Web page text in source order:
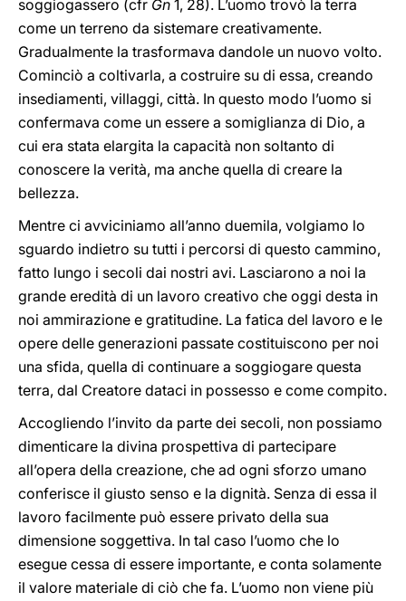
soggiogassero (cfr Gn 1, 28). L’uomo trovò la terra
come un terreno da sistemare creativamente.
Gradualmente la trasformava dandole un nuovo volto.
Cominciò a coltivarla, a costruire su di essa, creando
insediamenti, villaggi, città. In questo modo l’uomo si
confermava come un essere a somiglianza di Dio, a
cui era stata elargita la capacità non soltanto di
conoscere la verità, ma anche quella di creare la
bellezza.
Mentre ci avviciniamo all’anno duemila, volgiamo lo
sguardo indietro su tutti i percorsi di questo cammino,
fatto lungo i secoli dai nostri avi. Lasciarono a noi la
grande eredità di un lavoro creativo che oggi desta in
noi ammirazione e gratitudine. La fatica del lavoro e le
opere delle generazioni passate costituiscono per noi
una sfida, quella di continuare a soggiogare questa
terra, dal Creatore dataci in possesso e come compito.
Accogliendo l’invito da parte dei secoli, non possiamo
dimenticare la divina prospettiva di partecipare
all’opera della creazione, che ad ogni sforzo umano
conferisce il giusto senso e la dignità. Senza di essa il
lavoro facilmente può essere privato della sua
dimensione soggettiva. In tal caso l’uomo che lo
esegue cessa di essere importante, e conta solamente
il valore materiale di ciò che fa. L’uomo non viene più